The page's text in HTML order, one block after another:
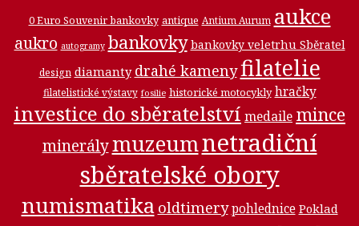
0 Euro Souvenir bankovky antique Antium Aurum aukce
aukro autogramy bankovky bankovky veletrhu Sběratel
design diamanty drahé kamenyfilatelie
filatelistické výstavy fosilie historické motocykly hračky
investice do sběratelství medaile mince
minerálymuzeumnetradiční
sběratelské obory
numismatika oldtimery pohlednice Poklad